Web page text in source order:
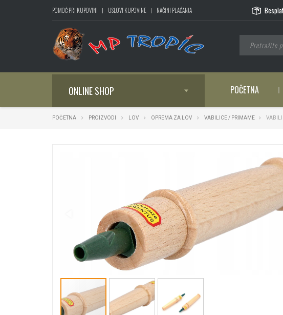
POMOĆ PRI KUPOVINI USLOVI KUPOVINE NAČINI PLAĆANJA
ONLINE SHOP POČETNA
POČETNA PROIZVODI LOV OPREMA ZA LOV VABILICE / PRIMAME